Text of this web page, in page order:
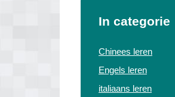
In categorie
Chinees leren
Engels leren
italiaans leren